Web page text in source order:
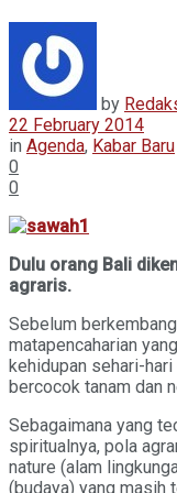
by
22 February 2014
in Agenda, Kabar Baru
0
0
Dulu orang Bali
agraris.
Sebelum
matapencaharian
kehidupan sehari-
bercocok tanam dan
Sebagaimana yang
spiritualnya, pola
nature (alam
(budaya) yang masih